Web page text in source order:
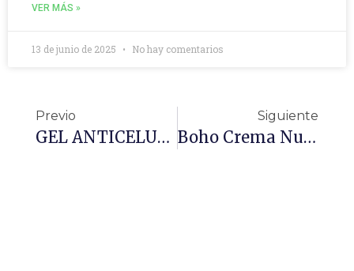
VER MÁS »
13 de junio de 2025 No hay comentarios
Previo
GEL ANTICELULITICO BIFORM
Siguiente
Boho Crema Nutritiva Noche Bio 50ml